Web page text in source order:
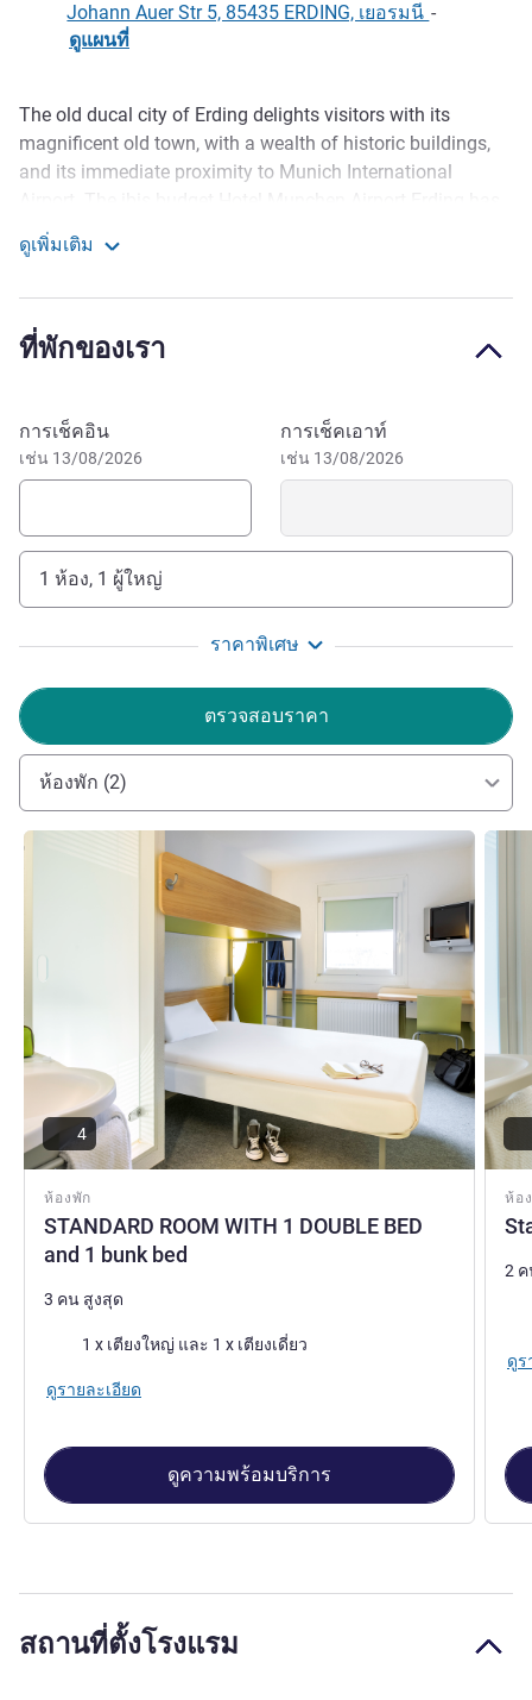
Johann Auer Str 5, 85435 ERDING, เยอรมนี -
ดูแผนที่
รายละเอียด
The old ducal city of Erding delights visitors with its
magnificent old town, with a wealth of historic buildings,
and its immediate proximity to Munich International
optimal connections to the airport and city center. Our 106
room hotel is quietly located in the west of the city. Guests
Get the most out of your budget. Our affordable prices
stations, 24/7 access, free WIFI and much more! Open 24
hours for your convenience, in the lobby you will find
vending machines with snacks as well as hot and cold
One of the attractions of the city of Erding is the largest
thermal spa in the world, which you can reach by car from
the ibis budget Munich Airport Erding in just under 6
Dear guests, we would like to inform you that
construction work is currently underway in the building.
Unfortunately, we have no influence on the type and timing
of the work and ask for your patience.
Matthias Reichel ฝ่ายบริหารโรงแรม
ดูเพิ่มเติม
ที่พักของเรา
จองโรงแรมนี้
การเช็คอิน
เช่น 13/08/2026
การเช็คเอาท์
เช่น 13/08/2026
1 ห้อง, 1 ผู้ใหญ่
ราคาพิเศษ
ตรวจสอบราคา
ห้องพัก (2)
ห้องพัก
STANDARD ROOM WITH 1 DOUBLE BED
and 1 bunk bed
ดูรายละเอียด
4
3 คน สูงสุด
เครื่องนอน 1 x เตียงใหญ่ และ 1 x เตียงเดี่ยว
ดูรายละเอียด
ดูความพร้อมบริการ
ห้อ
ดูราย
2
ดูร
สถานที่ตั้งโรงแรม